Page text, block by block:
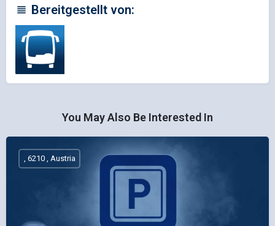
Bereitgestellt von:
You May Also Be Interested In
, 6210 , Austria